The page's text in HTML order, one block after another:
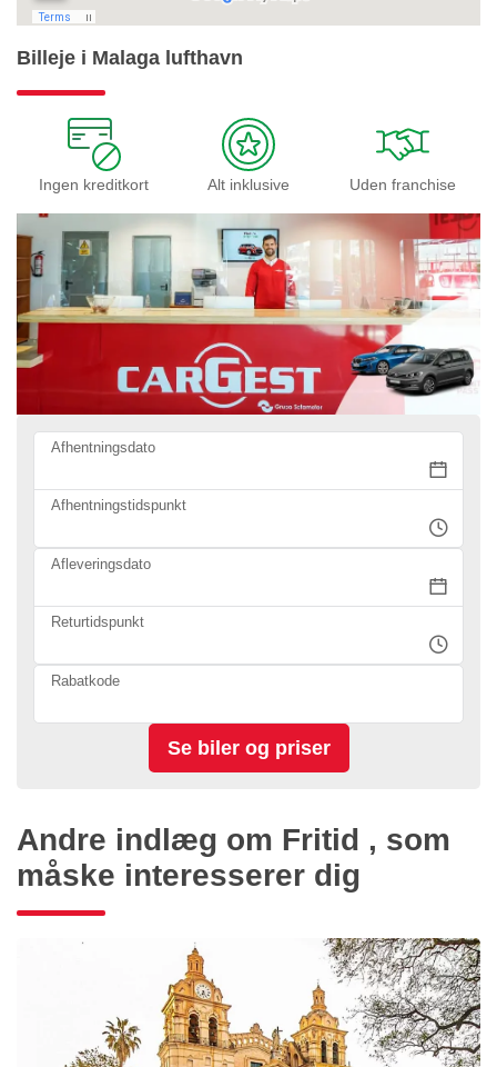
Billeje i Malaga lufthavn
Ingen kreditkort Alt inklusive Uden franchise
Afhentningsdato
Afhentningstidspunkt
Afleveringsdato
Returtidspunkt
Rabatkode
Andre indlæg om Fritid , som
måske interesserer dig